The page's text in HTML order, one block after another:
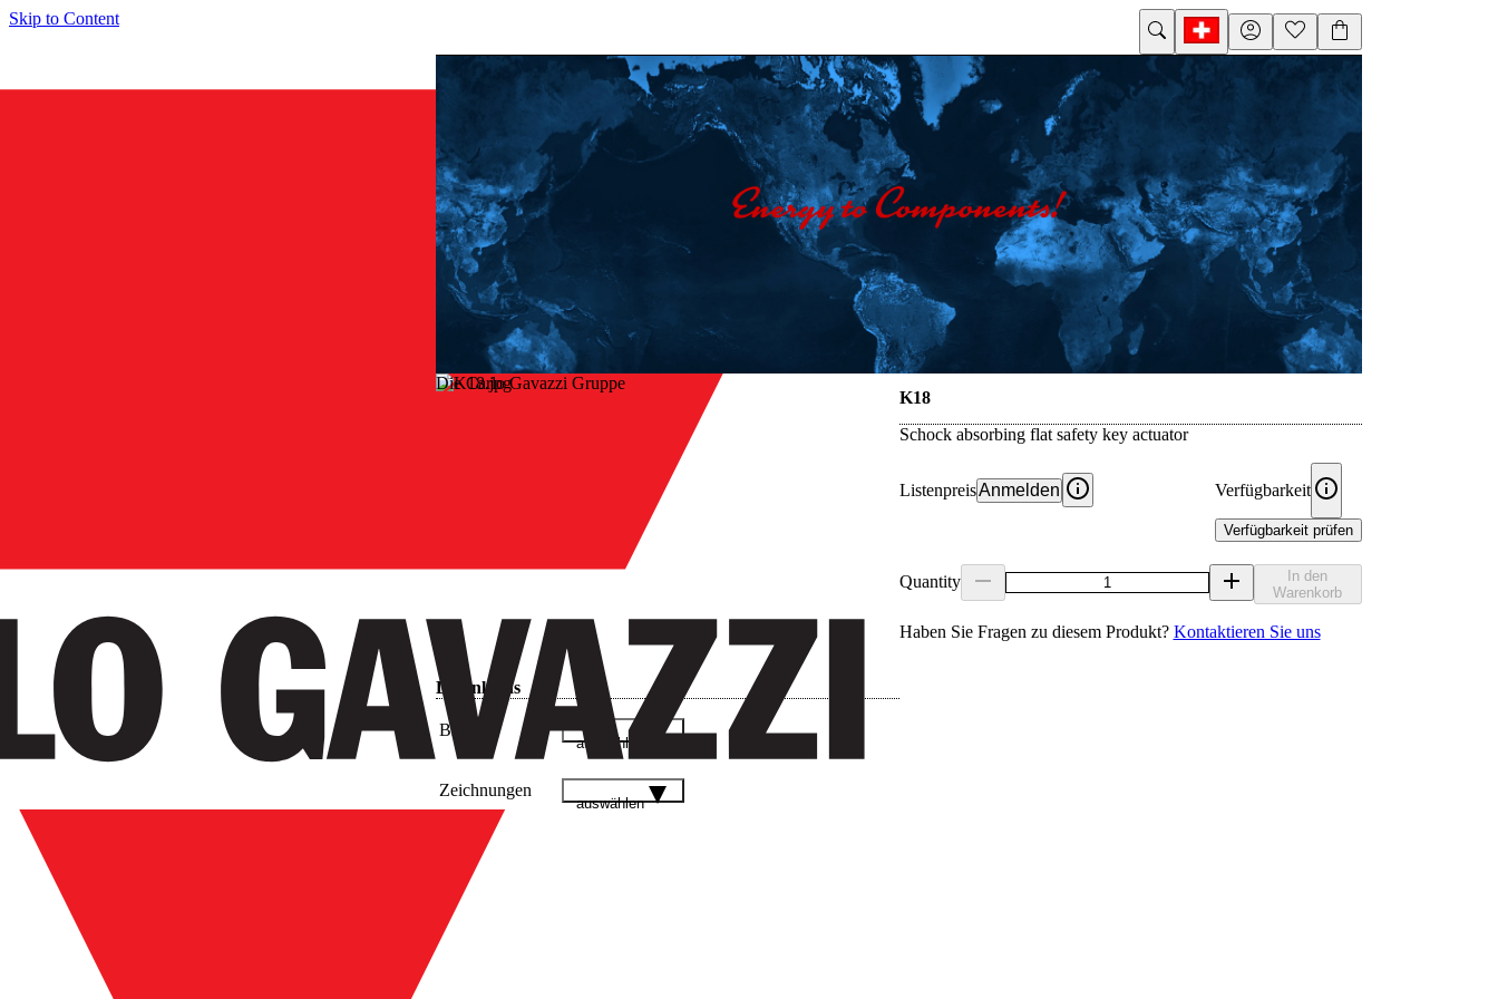
Skip to Content
Die Carlo Gavazzi Gruppe
K18
Schock absorbing flat safety key actuator
ListenpreisAnmelden Verfügbarkeit
Verfügbarkeit prüfen
Quantity
In den
Warenkorb
Haben Sie Fragen zu diesem Produkt? Kontaktieren Sie uns
Downloads
Bilder
auswählen
Zeichnungen
auswählen